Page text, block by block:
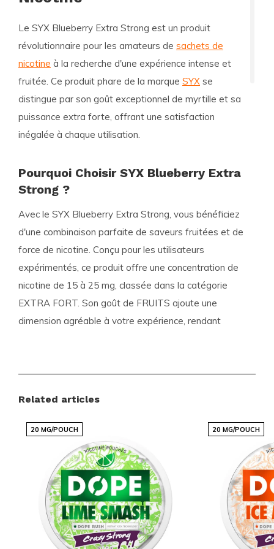
Le SYX Blueberry Extra Strong est un produit
révolutionnaire pour les amateurs de sachets de
nicotine à la recherche d'une expérience intense et
fruitée. Ce produit phare de la marque SYX se
distingue par son goût exceptionnel de myrtille et sa
puissance extra forte, offrant une satisfaction
inégalée à chaque utilisation.
Pourquoi Choisir SYX Blueberry Extra
Strong ?
Avec le SYX Blueberry Extra Strong, vous bénéficiez
d'une combinaison parfaite de saveurs fruitées et de
force de nicotine. Conçu pour les utilisateurs
expérimentés, ce produit offre une concentration de
nicotine de 15 à 25 mg, classée dans la catégorie
EXTRA FORT. Son goût de FRUITS ajoute une
dimension agréable à votre expérience, rendant
Caractéristiques du Produit
Force :Extra Fort (15-25 mg de nicotine)
Goût :Fruits (Myrtille)
Taille :Mince, pour une discrétion et un confort
optimal
Catégories :Sachets de Nicotine
Une Expérience Unique avec SYX
Les sachets de nicotineSYX Blueberry Extra Strong
Related articles
20 MG/POUCH 20 MG/POUCH